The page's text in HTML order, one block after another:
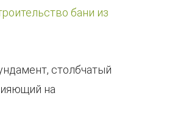
бани из
столбчатый
на